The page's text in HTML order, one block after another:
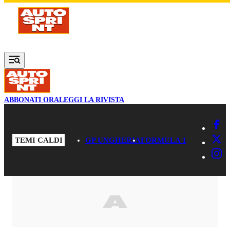
Vai al contenuto principale
ABBONATI ORALEGGI LA RIVISTA
TEMI CALDI GP UNGHERIAFORMULA 1